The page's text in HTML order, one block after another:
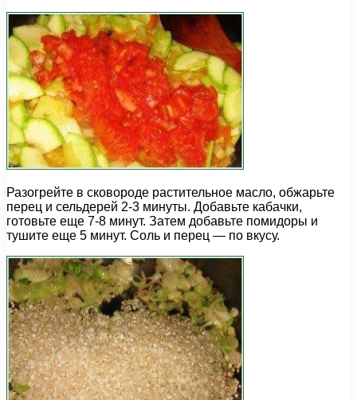
Разогрейте в сковороде растительное масло, обжарьте
перец и сельдерей 2-3 минуты. Добавьте кабачки,
готовьте еще 7-8 минут. Затем добавьте помидоры и
тушите еще 5 минут. Соль и перец — по вкусу.